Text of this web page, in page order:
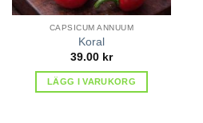
CAPSICUM ANNUUM
Koral
39.00 kr
LÄGG I VARUKORG